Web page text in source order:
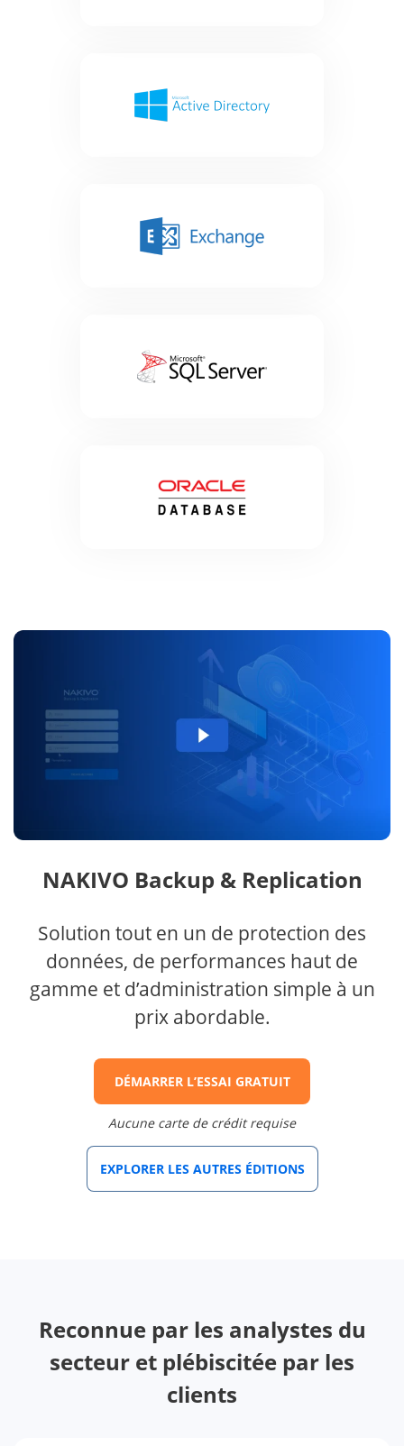
NAKIVO Backup & Replication
Solution tout en un de protection des
données, de performances haut de
gamme et d’administration simple à un
prix abordable.
DÉMARRER L’ESSAI GRATUIT
Aucune carte de crédit requise
EXPLORER LES AUTRES ÉDITIONS
Reconnue par les analystes du
secteur et plébiscitée par les
clients